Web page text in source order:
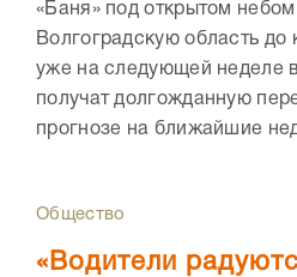
«Баня» под открытом
Волгоградскую область до
уже на следующей неделе
получат долгожданную
прогнозе на ближайшие
Общество
«Водители